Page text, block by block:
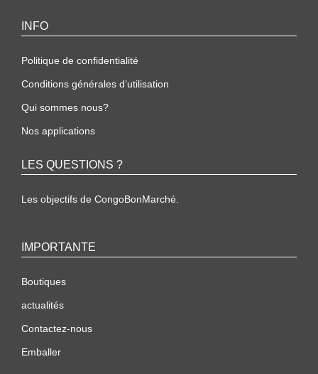
INFO
Politique de confidentialité
Conditions générales d’utilisation
Qui sommes nous?
Nos applications
LES QUESTIONS ?
Les objectifs de CongoBonMarché.
IMPORTANTE
Boutiques
actualités
Contactez-nous
Emballer